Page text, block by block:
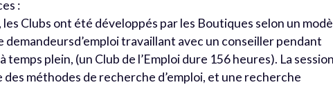
:
les Clubs ont été développés par les Boutiques selon un
demandeursd’emploi travaillant avec un conseiller pendant
temps plein, (un Club de l’Emploi dure 156 heures). La session
méthodes de recherche d’emploi, et une recherche